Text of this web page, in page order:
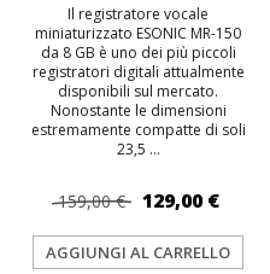
Il registratore vocale
miniaturizzato ESONIC MR-150
da 8 GB è uno dei più piccoli
registratori digitali attualmente
disponibili sul mercato.
Nonostante le dimensioni
estremamente compatte di soli
23,5 ...
159,00 € 129,00 €
AGGIUNGI AL CARRELLO